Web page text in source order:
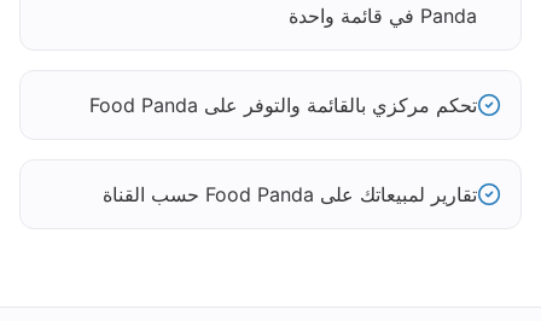
Panda في قائمة واحدة
تحكم مركزي بالقائمة والتوفر على Food Panda
تقارير لمبيعاتك على Food Panda حسب القناة